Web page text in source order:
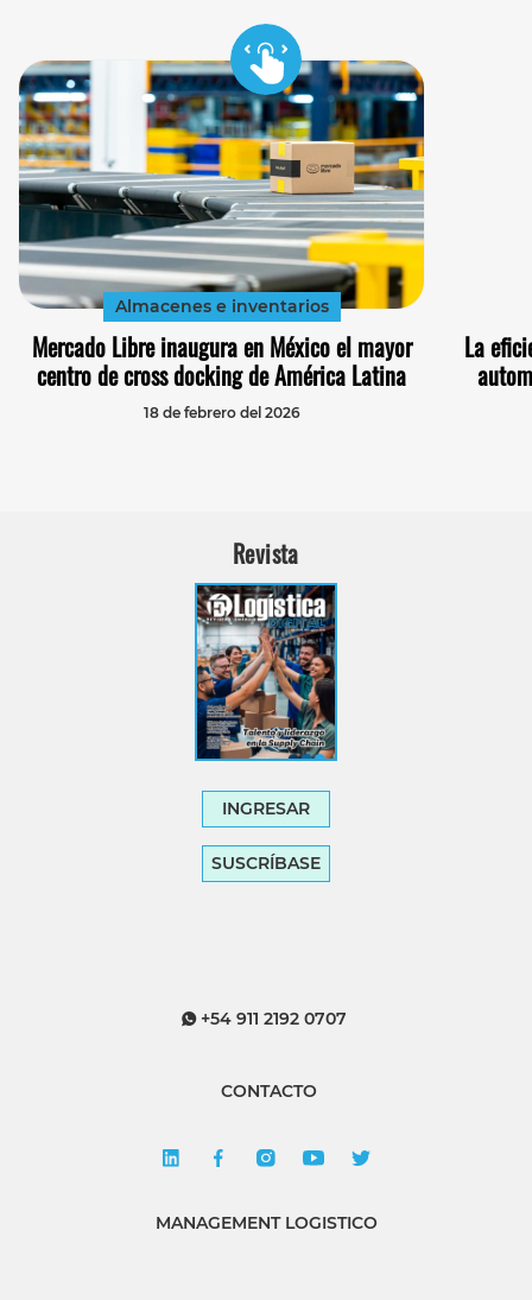
Almacenes e inventarios
Mercado Libre inaugura en México el mayor
centro de cross docking de América Latina
18 de febrero del 2026
La
Revista
INGRESAR
SUSCRÍBASE
+54 911 2192 0707
CONTACTO
MANAGEMENT LOGISTICO